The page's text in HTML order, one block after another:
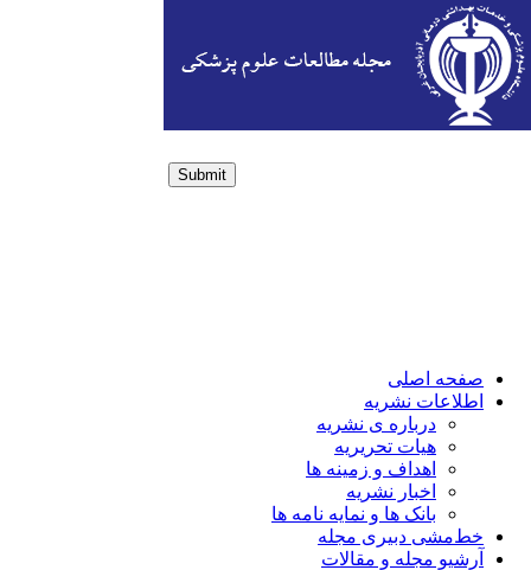
Submit
صفحه اصلی
اطلاعات نشریه
درباره ی نشریه
هیات تحریریه
اهداف و زمینه ها
اخبار نشریه
بانک ها و نمایه نامه ها
خط‌مشی دبیری مجله
آرشیو مجله و مقالات